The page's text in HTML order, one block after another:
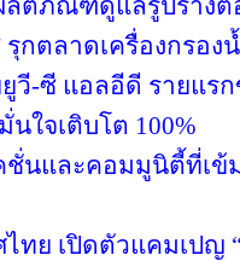
ลิตภัณฑ์ดูแลรูปร่าง
รุกตลาดเครื่องกรอ
ยูวี-ซี แอลอีดี รายแ
ใจเติบโต 100%
นและคอมมูนิตี้ที่เข้
ไทย เปิดตัวแคมเปญ